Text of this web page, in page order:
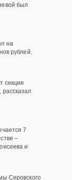
был
на
рублей.
секция
7
–
и
Серовского